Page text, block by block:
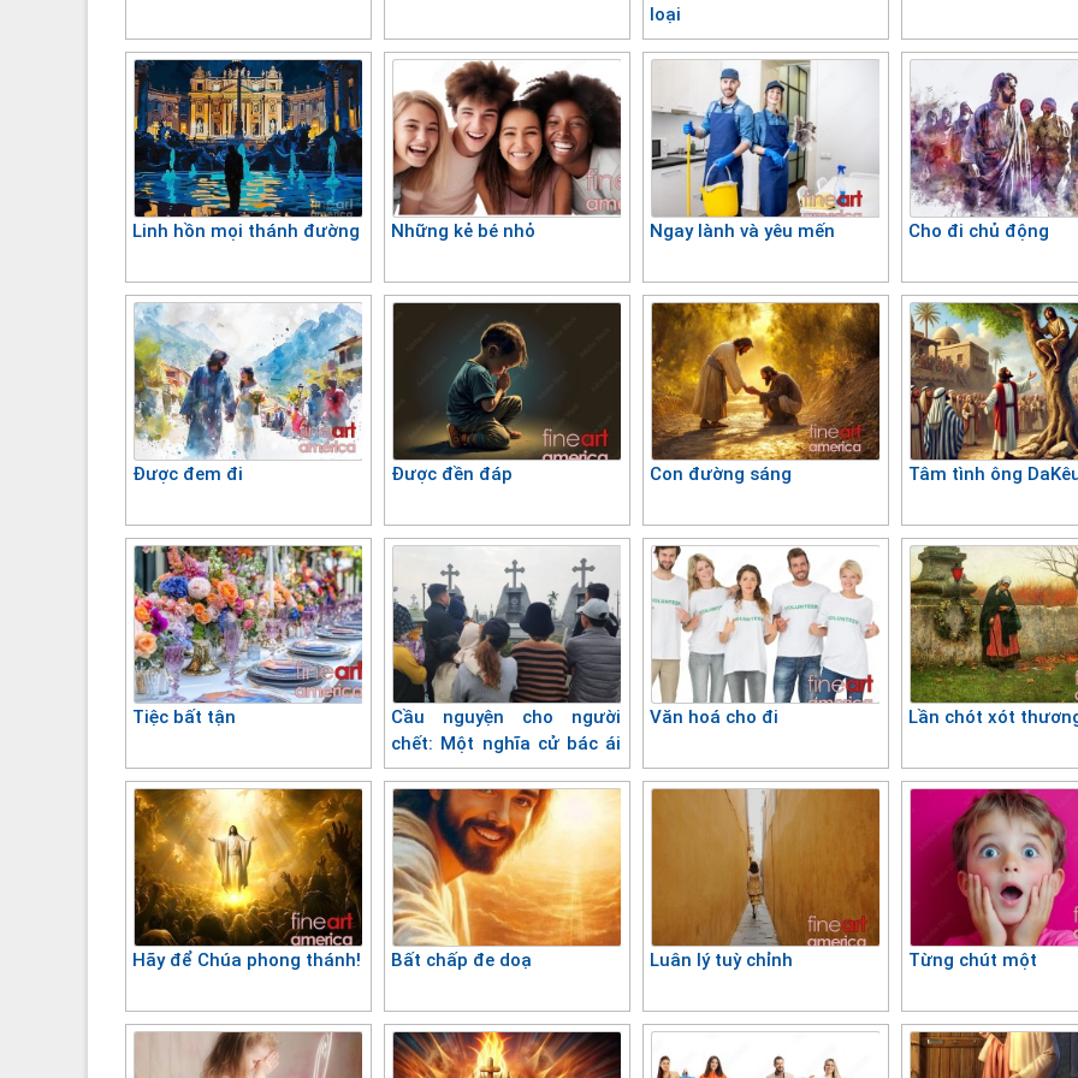
loại
Linh hồn mọi thánh đường Những kẻ bé nhỏ Ngay lành và yêu mến Cho đi chủ động
Được đem đi Được đền đáp Con đường sáng Tâm tình ông
Tiệc bất tận
Cầu nguyện cho người
chết: Một nghĩa cử bác ái
trong đời sống đức tin
Văn hoá cho đi Lần chót xót
Hãy để Chúa phong thánh! Bất chấp đe doạ Luân lý tuỳ chỉnh Từng chút một